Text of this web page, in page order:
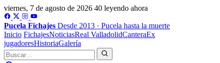
viernes, 7 de agosto de 2026 40 leyendo ahora
Pucela Fichajes Desde 2013 · Pucela hasta la muerte
Inicio FichajesNoticiasReal ValladolidCanteraEx
jugadoresHistoriaGalería